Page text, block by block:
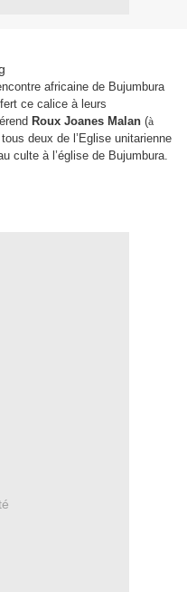
africaine de Bujumbura
ce calice à leurs
Roux Joanes Malan (à
deux de l’Eglise unitarienne
culte à l’église de Bujumbura.